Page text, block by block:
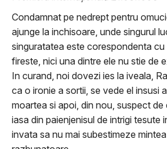
Condamnat pe nedrept pentru
ajunge la inchisoare, unde singurul
singuratatea este corespondenta cu
fireste, nici una dintre ele nu stie de
In curand, noi dovezi ies la iveala,
ca o ironie a sortii, se vede el insusi
moartea si apoi, din nou, suspect
iasa din paienjenisul de intrigi tesute
invata sa nu mai subestimeze